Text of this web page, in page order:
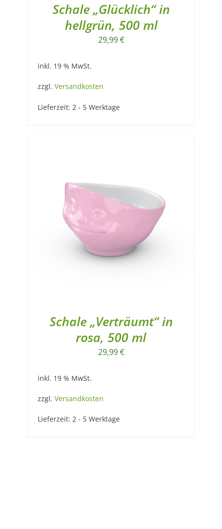
Schale „Glücklich“ in
hellgrün, 500 ml
29,99€
inkl. 19 % MwSt.
zzgl. Versandkosten
Lieferzeit: 2 - 5 Werktage
Schale „Verträumt“ in
rosa, 500 ml
29,99€
inkl. 19 % MwSt.
zzgl. Versandkosten
Lieferzeit: 2 - 5 Werktage